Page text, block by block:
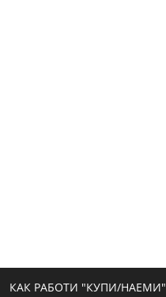
КАК РАБОТИ "КУПИ/НАЕМИ"